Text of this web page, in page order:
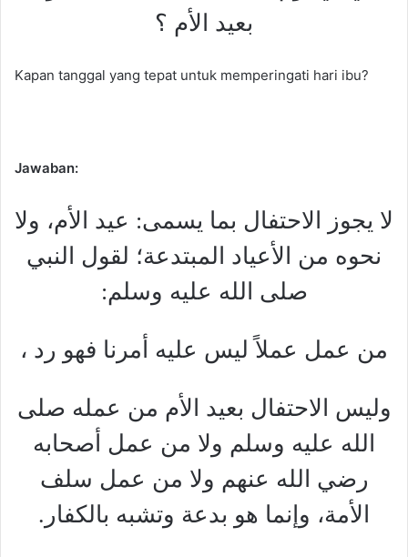
بعيد الأم ؟
Kapan tanggal yang tepat untuk memperingati hari ibu?
Jawaban:
لا يجوز الاحتفال بما يسمى: عيد الأم، ولا
نحوه من الأعياد المبتدعة؛ لقول النبي
صلى الله عليه وسلم:
من عمل عملاً ليس عليه أمرنا فهو رد ،
وليس الاحتفال بعيد الأم من عمله صلى
الله عليه وسلم ولا من عمل أصحابه
رضي الله عنهم ولا من عمل سلف
الأمة، وإنما هو بدعة وتشبه بالكفار.